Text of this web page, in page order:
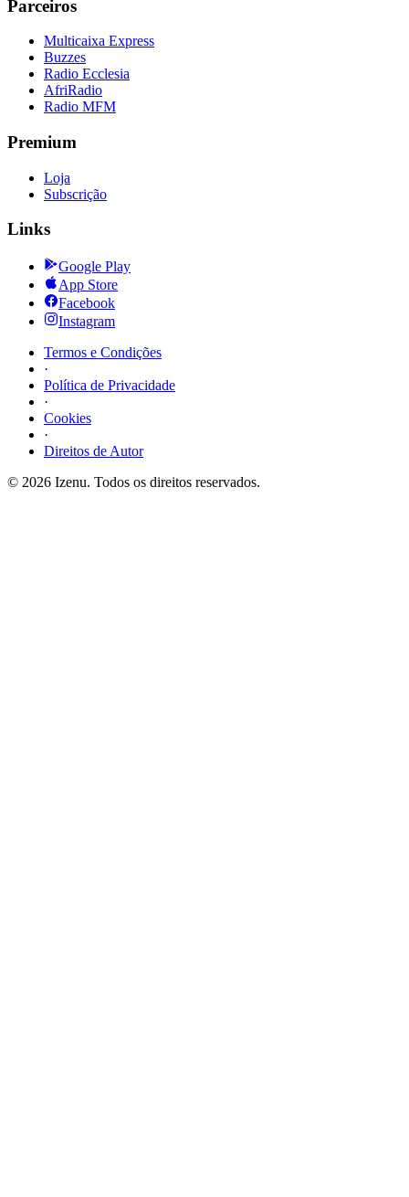
Parceiros
Multicaixa Express
Buzzes
Radio Ecclesia
AfriRadio
Radio MFM
Premium
Loja
Subscrição
Links
Google Play
App Store
Facebook
Instagram
Termos e Condições
·
Política de Privacidade
·
Cookies
·
Direitos de Autor
© 2026 Izenu. Todos os direitos reservados.